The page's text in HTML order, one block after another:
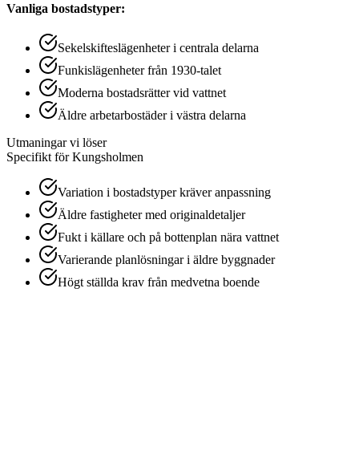
Vanliga bostadstyper:
Sekelskifteslägenheter i centrala delarna
Funkislägenheter från 1930-talet
Moderna bostadsrätter vid vattnet
Äldre arbetarbostäder i västra delarna
Utmaningar vi löser
Specifikt förKungsholmen
Variation i bostadstyper kräver anpassning
Äldre fastigheter med originaldetaljer
Fukt i källare och på bottenplan nära vattnet
Varierande planlösningar i äldre byggnader
Högt ställda krav från medvetna boende